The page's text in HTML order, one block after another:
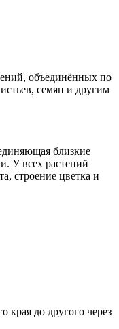
объединённых по
семян и другим
близкие
У всех растений
строение цветка и
края до другого через